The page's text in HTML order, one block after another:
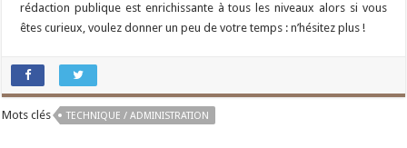
rédaction publique est enrichissante à tous les niveaux alors si vous
êtes curieux, voulez donner un peu de votre temps : n’hésitez plus !
Mots clés TECHNIQUE / ADMINISTRATION